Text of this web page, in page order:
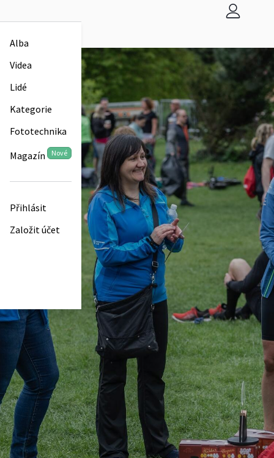
Alba
Videa
Lidé
Kategorie
Fototechnika
Magazín Nové
Přihlásit
Založit účet